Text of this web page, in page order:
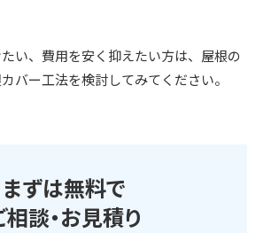
い、費用を安く抑えたい方は、屋根の
バー工法を検討してみてください。
まずは無料で
相談・お見積り